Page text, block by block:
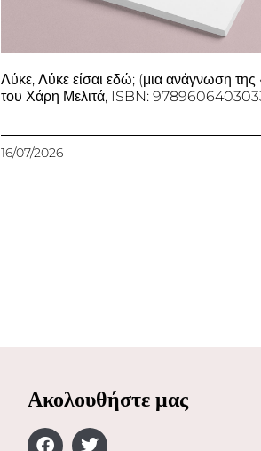
Λύκε, Λύκε είσαι εδώ; (μια ανάγνωση
του Χάρη Μελιτά, ISBN:
16/07/2026
Ακολουθήστε μας